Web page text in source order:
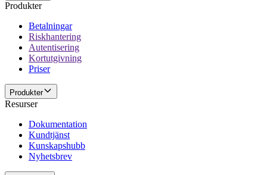
Produkter
Betalningar
Riskhantering
Autentisering
Kortutgivning
Priser
Produkter
Resurser
Dokumentation
Kundtjänst
Kunskapshubb
Nyhetsbrev